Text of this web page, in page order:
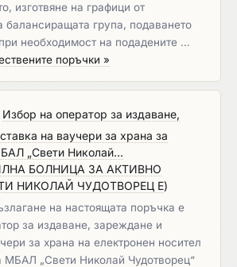
изготвяне на графици от
балансиращата група, подаването
необходимост на подадените …
поръчки »
Избор на оператор за издаване,
на ваучери за храна за
„Свети Николай...
БОЛНИЦА ЗА АКТИВНО
НИКОЛАЙ ЧУДОТВОРЕЦ Е)
на настоящата поръчка е
за издаване, зареждане и
за храна на електронен носител
МБАЛ „Свети Николай Чудотворец“